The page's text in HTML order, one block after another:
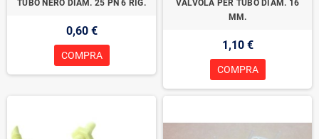
TUBO NERO DIAM. 25 PN 6 RIG.
0,60 €
COMPRA
VALVOLA PER TUBO DIAM. 16
MM.
1,10 €
COMPRA